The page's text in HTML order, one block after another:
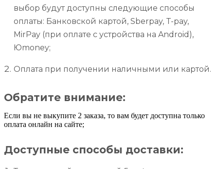
выбор будут доступны следующие способы
оплаты: Банковской картой, Sberpay, T-pay,
MirPay (при оплате с устройства на Android),
Юmoney;
Оплата при получении наличными или картой.
Обратите внимание:
Если вы не выкупите 2 заказа, то вам будет доступна только
оплата онлайн на сайте;
Доступные способы доставки: